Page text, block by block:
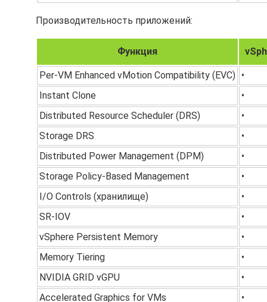
Производительность приложений:
Функция
Per-VM Enhanced vMotion Compatibility (EVC) •
Instant Clone
•
Distributed Resource Scheduler (DRS)
•
Storage DRS
•
Distributed Power Management (DPM)
•
Storage Policy-Based Management
•
I/O Controls (хранилище)
•
SR-IOV
•
vSphere Persistent Memory
•
Memory Tiering
•
NVIDIA GRID vGPU
•
Accelerated Graphics for VMs
•